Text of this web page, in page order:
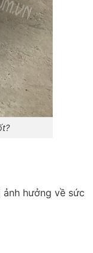
hưởng về sức